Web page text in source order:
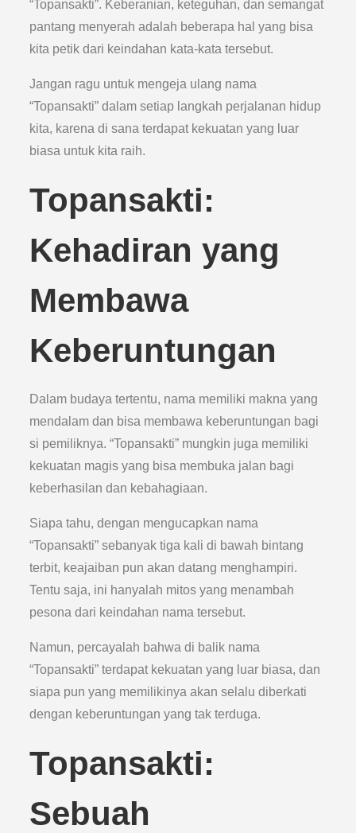
“Topansakti”. Keberanian, keteguhan, dan semangat
pantang menyerah adalah beberapa hal yang bisa
kita petik dari keindahan kata-kata tersebut.
Jangan ragu untuk mengeja ulang nama
“Topansakti” dalam setiap langkah perjalanan hidup
kita, karena di sana terdapat kekuatan yang luar
biasa untuk kita raih.
Topansakti:
Kehadiran yang
Membawa
Keberuntungan
Dalam budaya tertentu, nama memiliki makna yang
mendalam dan bisa membawa keberuntungan bagi
si pemiliknya. “Topansakti” mungkin juga memiliki
kekuatan magis yang bisa membuka jalan bagi
keberhasilan dan kebahagiaan.
Siapa tahu, dengan mengucapkan nama
“Topansakti” sebanyak tiga kali di bawah bintang
terbit, keajaiban pun akan datang menghampiri.
Tentu saja, ini hanyalah mitos yang menambah
pesona dari keindahan nama tersebut.
Namun, percayalah bahwa di balik nama
“Topansakti” terdapat kekuatan yang luar biasa, dan
siapa pun yang memilikinya akan selalu diberkati
dengan keberuntungan yang tak terduga.
Topansakti:
Sebuah